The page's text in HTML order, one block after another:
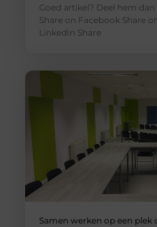
Goed artikel? Deel hem
Share on Facebook Share
LinkedIn Share
Samen werken op een plek